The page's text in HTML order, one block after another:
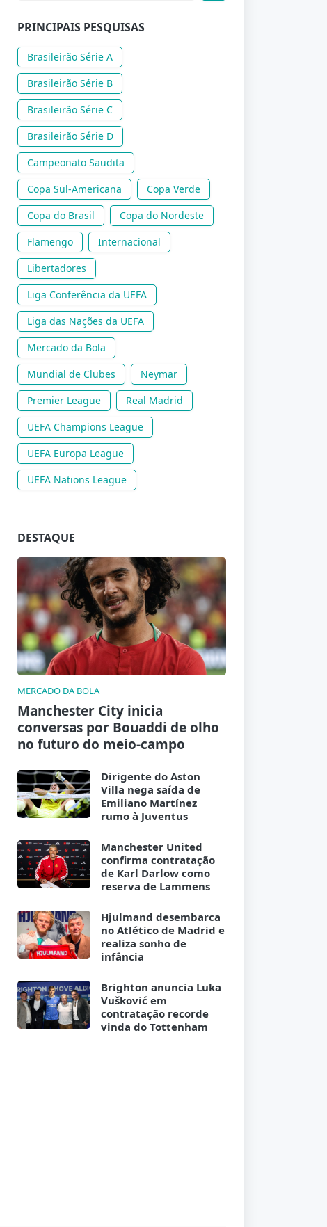
PRINCIPAIS PESQUISAS
Brasileirão Série A
Brasileirão Série B
Brasileirão Série C
Brasileirão Série D
Campeonato Saudita
Copa Sul-Americana
Copa Verde
Copa do Brasil
Copa do Nordeste
Flamengo
Internacional
Libertadores
Liga Conferência da UEFA
Liga das Nações da UEFA
Mercado da Bola
Mundial de Clubes
Neymar
Premier League
Real Madrid
UEFA Champions League
UEFA Europa League
UEFA Nations League
DESTAQUE
MERCADO DA BOLA
Manchester City inicia
conversas por Bouaddi de olho
no futuro do meio-campo
Dirigente do Aston
Villa nega saída de
Emiliano Martínez
rumo à Juventus
Manchester United
confirma contratação
de Karl Darlow como
reserva de Lammens
Hjulmand desembarca
no Atlético de Madrid e
realiza sonho de
infância
Brighton anuncia Luka
Vušković em
contratação recorde
vinda do Tottenham